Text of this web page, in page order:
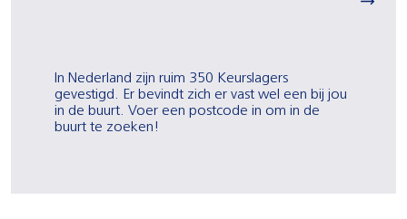
In Nederland zijn ruim 350 Keurslagers
gevestigd. Er bevindt zich er vast wel een bij jou
in de buurt. Voer een postcode in om in de
buurt te zoeken!